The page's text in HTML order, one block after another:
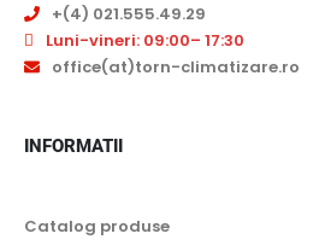
+(4) 021.555.49.29
Luni-vineri: 09:00– 17:30
office(at)torn-climatizare.ro
INFORMATII
Catalog produse